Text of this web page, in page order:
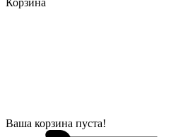
Корзина
Ваша корзина пуста!